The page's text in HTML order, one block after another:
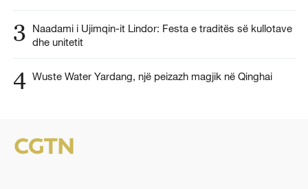
3
Naadami i Ujimqin-it Lindor: Festa e traditës së kullotave
dhe unitetit
4 Wuste Water Yardang, një peizazh magjik në Qinghai